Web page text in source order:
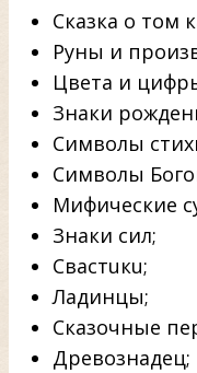
Сказка о том
Руны и
Цвета и
Знаки
Символы
Символы
Мифические
Знаки сил;
Cвacтuкu;
Ладинцы;
Сказочные
Древознадец;